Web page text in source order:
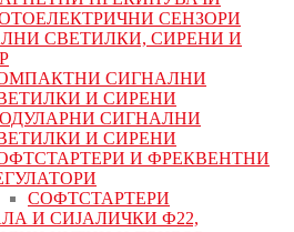
СЕНЗОРИ
СВЕТИЛКИ, СИРЕНИ И
СИГНАЛНИ
И СИРЕНИ
СИГНАЛНИ
И СИРЕНИ
И ФРЕКВЕНТНИ
СОФТСТАРТЕРИ
И СИЈАЛИЧКИ Ф22,